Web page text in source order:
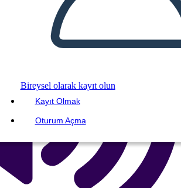
Bireysel olarak kayıt olun
Kayıt Olmak
Oturum Açma